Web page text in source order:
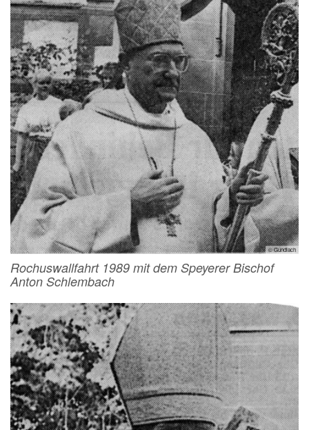
© Gundlach
Rochuswallfahrt 1989 mit dem Speyerer Bischof
Anton Schlembach